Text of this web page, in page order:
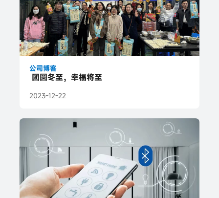
公司博客
团圆冬至，幸福将至
2023-12-22